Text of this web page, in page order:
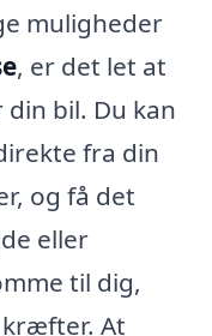
muligheder
, er det let at
bil. Du kan
fra din
og få det
eller
til dig,
At